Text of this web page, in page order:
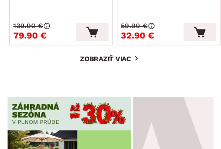
79.90 €
139.90 €
32.90 €
59.90 €
ZOBRAZIŤ VIAC